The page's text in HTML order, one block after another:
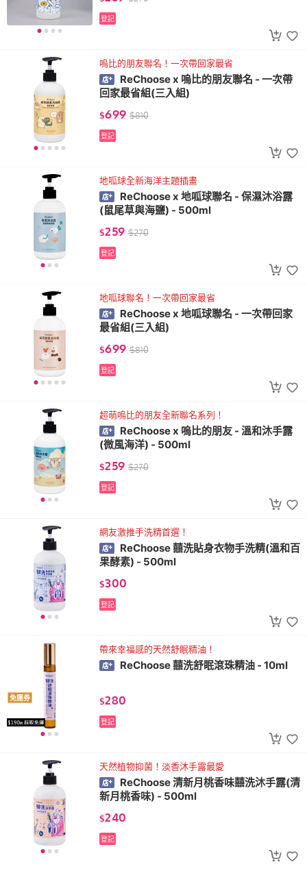
登記
嗚比的朋友聯名！一次帶回家最省
ReChoose x 嗚比的朋友聯名 - 一次帶
回家最省組(三入組)
$699 $810
登記
地呱球全新海洋主題插畫
ReChoose x 地呱球聯名 - 保濕沐浴露
(鼠尾草與海鹽) - 500ml
$259 $270
登記
地呱球聯名！一次帶回家最省
ReChoose x 地呱球聯名 - 一次帶回家
最省組(三入組)
$699 $810
登記
超萌嗚比的朋友全新聯名系列！
ReChoose x 嗚比的朋友 - 溫和沐手露
(微風海洋) - 500ml
$259 $270
登記
網友激推手洗精首選！
ReChoose 囍洗貼身衣物手洗精(溫和百
果酵素) - 500ml
$300
登記
免運券
帶來幸福感的天然舒眠精油！
ReChoose 囍洗舒眠滾珠精油 - 10ml
$280
登記
天然植物抑菌！淡香沐手露最愛
ReChoose 清新月桃香味囍洗沐手露(清
新月桃香味) - 500ml
$240
登記